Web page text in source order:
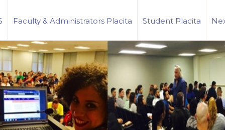
Faculty & Administrators Placita Student Placita